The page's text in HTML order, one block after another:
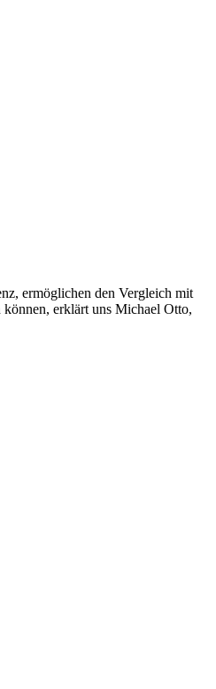
ermög­li­chen den Vergleich mit
erklärt uns Michael Otto,